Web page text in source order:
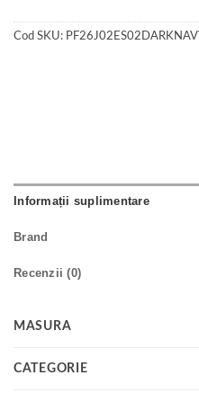
Cod SKU:
Informații suplimentare
Brand
Recenzii (0)
MASURA
CATEGORIE